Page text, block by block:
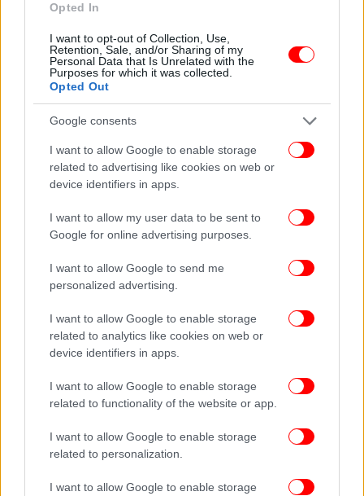
Opted In
I want to opt-out of Collection, Use,
Retention, Sale, and/or Sharing of my
Personal Data that Is Unrelated with the
Purposes for which it was collected.
Opted Out
Google consents
I want to allow Google to enable storage
related to advertising like cookies on web or
device identifiers in apps.
I want to allow my user data to be sent to
Google for online advertising purposes.
I want to allow Google to send me
personalized advertising.
I want to allow Google to enable storage
related to analytics like cookies on web or
device identifiers in apps.
I want to allow Google to enable storage
related to functionality of the website or app.
I want to allow Google to enable storage
related to personalization.
I want to allow Google to enable storage